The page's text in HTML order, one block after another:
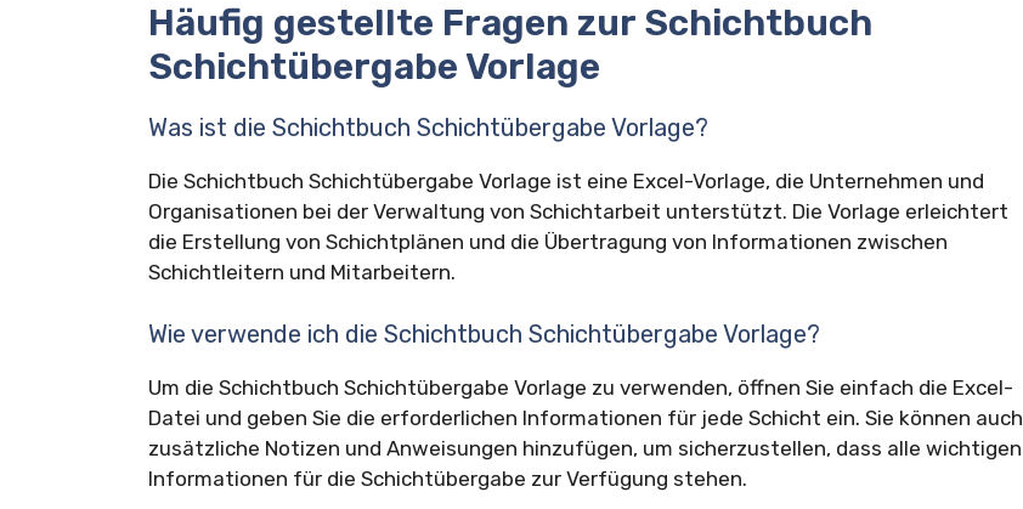
Häufig gestellte Fragen zur Schichtbuch
Schichtübergabe Vorlage
Was ist die Schichtbuch Schichtübergabe Vorlage?
Die Schichtbuch Schichtübergabe Vorlage ist eine Excel-Vorlage, die Unternehmen und
Organisationen bei der Verwaltung von Schichtarbeit unterstützt. Die Vorlage erleichtert
die Erstellung von Schichtplänen und die Übertragung von Informationen zwischen
Schichtleitern und Mitarbeitern.
Wie verwende ich die Schichtbuch Schichtübergabe Vorlage?
Um die Schichtbuch Schichtübergabe Vorlage zu verwenden, öffnen Sie einfach die Excel-
Datei und geben Sie die erforderlichen Informationen für jede Schicht ein. Sie können auch
zusätzliche Notizen und Anweisungen hinzufügen, um sicherzustellen, dass alle wichtigen
Informationen für die Schichtübergabe zur Verfügung stehen.